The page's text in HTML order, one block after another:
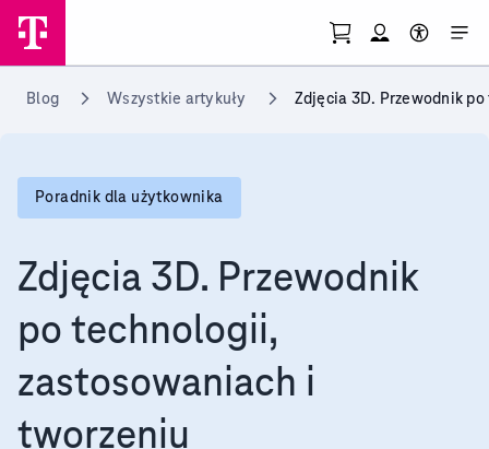
Przejdź do strony głównej
Blog Wszystkie artykuły Zdjęcia 3D. Przewodnik
Poradnik dla użytkownika
Zdjęcia 3D. Przewodnik
po technologii,
zastosowaniach i
tworzeniu